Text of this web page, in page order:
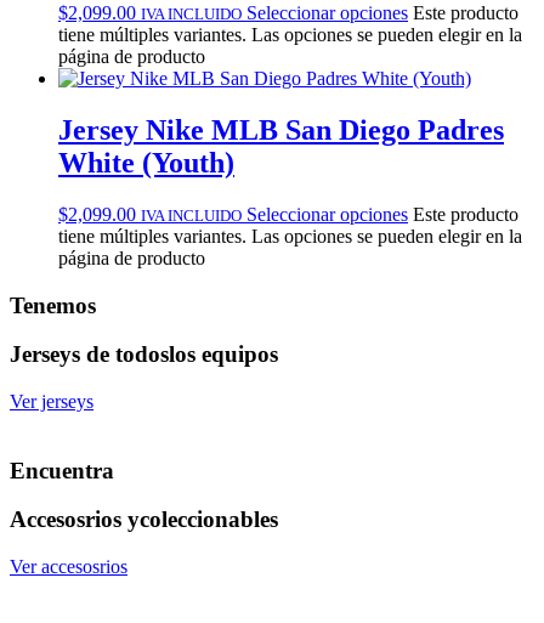
$2,099.00 IVA INCLUIDO Seleccionar opciones Este producto
tiene múltiples variantes. Las opciones se pueden elegir en la
página de producto
Jersey Nike MLB San Diego Padres
White (Youth)
$2,099.00 IVA INCLUIDO Seleccionar opciones Este producto
tiene múltiples variantes. Las opciones se pueden elegir en la
página de producto
Tenemos
Jerseys de todoslos equipos
Ver jerseys
Encuentra
Accesosrios ycoleccionables
Ver accesosrios